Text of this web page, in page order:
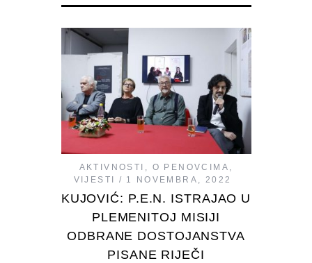
AKTIVNOSTI , O PENOVCIMA ,
VIJESTI
1 NOVEMBRA, 2022
KUJOVIĆ: P.E.N. ISTRAJAO U
PLEMENITOJ MISIJI
ODBRANE DOSTOJANSTVA
PISANE RIJEČI